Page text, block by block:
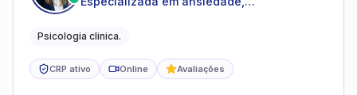
Psicologia clinica.
CRP ativo Online Avaliações